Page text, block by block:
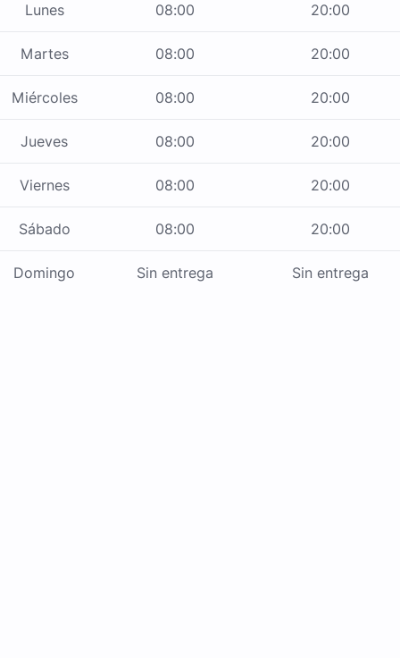
Lunes 08:00 20:00
Martes 08:00 20:00
Miércoles 08:00 20:00
Jueves 08:00 20:00
Viernes 08:00 20:00
Sábado 08:00 20:00
Domingo Sin entrega Sin entrega